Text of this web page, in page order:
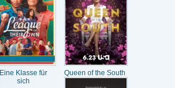
Eine Klasse für
sich
Queen of the South